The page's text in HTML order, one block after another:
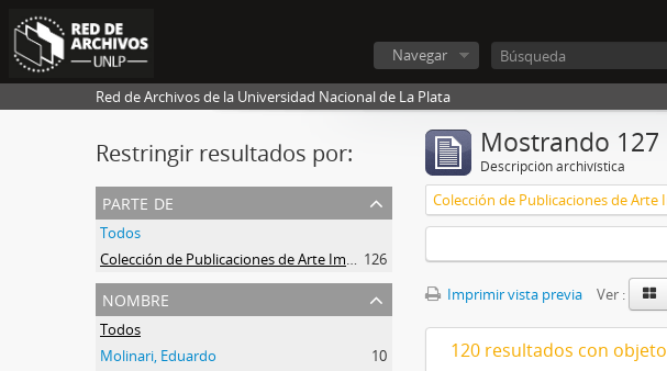
Navegar
Red de Archivos de la Universidad Nacional de La Plata
Restringir resultados por:
parte de
Todos
Colección de Publicaciones de Arte Impreso 126
nombre
Todos
Molinari, Eduardo
10
Mostrando
Descripción archivística
Imprimir vista previa Ver :
120 resultados con